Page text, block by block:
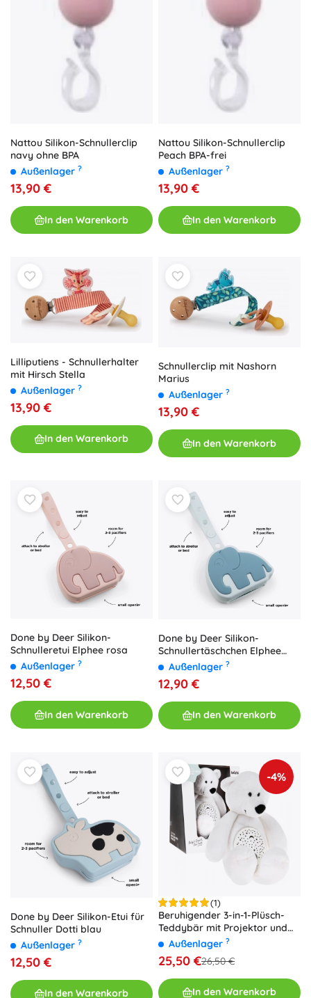
Nattou Silikon-Schnullerclip
navy ohne BPA
Außenlager ?
13,90 €
In den Warenkorb
Nattou Silikon-Schnullerclip
Peach BPA-frei
Außenlager ?
13,90 €
In den Warenkorb
Lilliputiens - Schnullerhalter
mit Hirsch Stella
Außenlager ?
13,90 €
In den Warenkorb
Schnullerclip mit Nashorn
Marius
Außenlager ?
13,90 €
In den Warenkorb
Done by Deer Silikon-
Schnulleretui Elphee rosa
Außenlager ?
12,50 €
In den Warenkorb
Done by Deer Silikon-
Schnullertäschchen Elphee
blauAußenlager ?
12,90 €
In den Warenkorb
Done by Deer Silikon-Etui für
Schnuller Dotti blau
Außenlager ?
12,50 €
In den Warenkorb
-4%
(1)
Beruhigender 3-in-1-Plüsch-
Teddybär mit Projektor und
Melodien, ab 6 Monaten
Außenlager ?
25,50 €26,50 €
In den Warenkorb